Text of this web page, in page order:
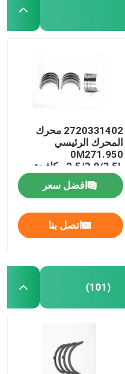
2720331402 محرك
المحرك الرئيسي
0M271.950
2.5/3.0/3.5L مكافحة
الاحتكاك
افضل سعر
اتصل بنا
(101)